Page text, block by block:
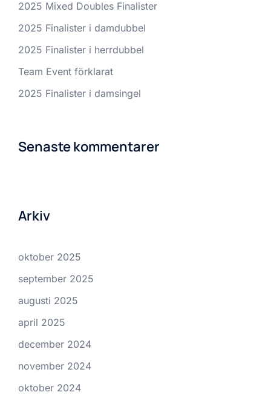
2025 Mixed Doubles Finalister
2025 Finalister i damdubbel
2025 Finalister i herrdubbel
Team Event förklarat
2025 Finalister i damsingel
Senaste kommentarer
Arkiv
oktober 2025
september 2025
augusti 2025
april 2025
december 2024
november 2024
oktober 2024